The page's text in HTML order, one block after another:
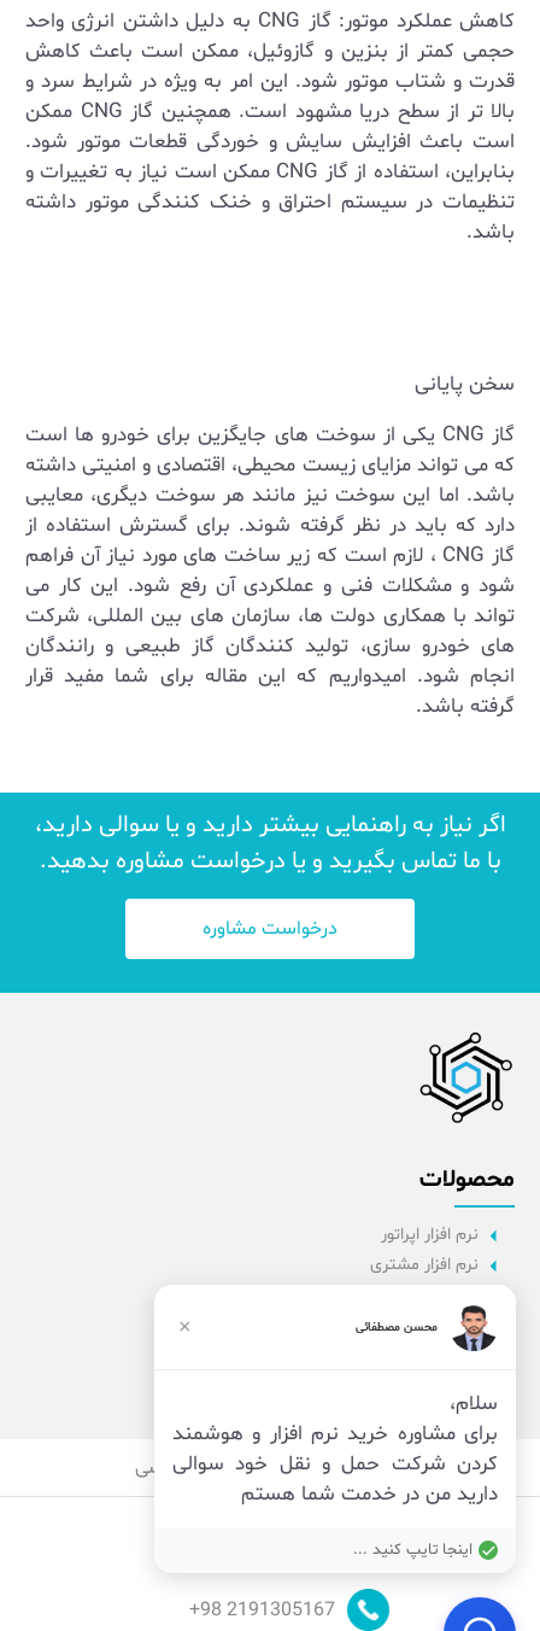
کاهش عملکرد موتور: گاز CNG به دلیل داشتن انرژی واحد
حجمی کمتر از بنزین و گازوئیل، ممکن است باعث کاهش
قدرت و شتاب موتور شود. این امر به ویژه در شرایط سرد و
بالا تر از سطح دریا مشهود است. همچنین گاز CNG ممکن
است باعث افزایش سایش و خوردگی قطعات موتور شود.
بنابراین، استفاده از گاز CNG ممکن است نیاز به تغییرات و
تنظیمات در سیستم احتراق و خنک ‌کنندگی موتور داشته
باشد.
سخن پایانی
گاز CNG یکی از سوخت ‌های جایگزین برای خودرو ها است
که می ‌تواند مزایای زیست‌ محیطی، اقتصادی و امنیتی داشته
باشد. اما این سوخت نیز مانند هر سوخت دیگری، معایبی
دارد که باید در نظر گرفته شوند. برای گسترش استفاده از
گاز CNG ، لازم است که زیر ساخت‌ های مورد نیاز آن فراهم
شود و مشکلات فنی و عملکردی آن رفع شود. این کار می
‌تواند با همکاری دولت‌ ها، سازمان‌ های بین ‌المللی، شرکت‌
های خودرو سازی، تولید کنندگان گاز طبیعی و رانندگان
انجام شود. امیدواریم که این مقاله برای شما مفید قرار
گرفته باشد.
اگر نیاز به راهنمایی بیشتر دارید و یا سوالی دارید،
با ما تماس بگیرید و یا درخواست مشاوره بدهید.
درخواست مشاوره
محصولات
نرم افزار اپراتور
نرم افزار مشتری
نرم افزار راننده
پنل مدیریت
قوانین امنیت حریم خصوصی
2191305167
98+
محسن مصطفائی ×
سلام،
برای مشاوره خرید نرم افزار و هوشمند
کردن شرکت حمل و نقل خود سوالی
دارید من در خدمت شما هستم
اینجا تایپ کنید ...